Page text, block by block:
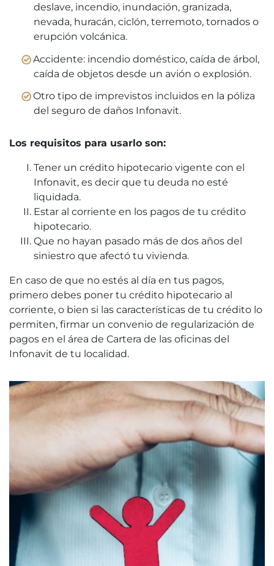
deslave, incendio, inundación, granizada,
nevada, huracán, ciclón, terremoto, tornados o
erupción volcánica.
Accidente: incendio doméstico, caída de árbol,
caída de objetos desde un avión o explosión.
Otro tipo de imprevistos incluidos en la póliza
del seguro de daños Infonavit.
Los requisitos para usarlo son:
Tener un crédito hipotecario vigente con el
Infonavit, es decir que tu deuda no esté
liquidada.
Estar al corriente en los pagos de tu crédito
hipotecario.
Que no hayan pasado más de dos años del
siniestro que afectó tu vivienda.
En caso de que no estés al día en tus pagos,
primero debes poner tu crédito hipotecario al
corriente, o bien si las características de tu crédito lo
permiten, firmar un convenio de regularización de
pagos en el área de Cartera de las oficinas del
Infonavit de tu localidad.